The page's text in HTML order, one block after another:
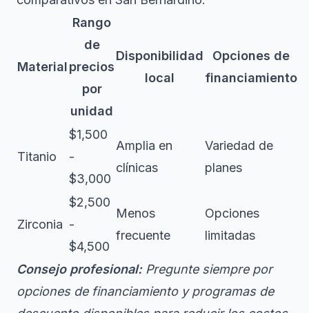
Material
Rango
de
precios
por
unidad
Disponibilidad
local
Opciones de
financiamiento
Titanio
$1,500
-
$3,000
Amplia en
clínicas
Variedad de
planes
Zirconia
$2,500
-
$4,500
Menos
frecuente
Opciones
limitadas
Consejo profesional: Pregunte siempre por
opciones de financiamiento y programas de